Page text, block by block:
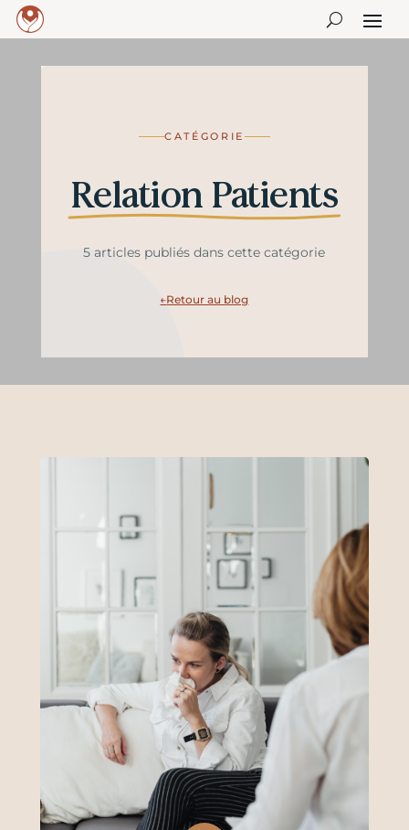
CATÉGORIE
Relation Patients
5 articles publiés dans cette catégorie
Retour au blog